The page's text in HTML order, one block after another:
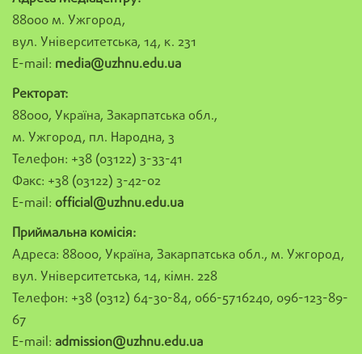
88000 м. Ужгород,
вул. Університетська, 14, к. 231
E-mail: media@uzhnu.edu.ua
Ректорат:
88000, Україна, Закарпатська обл.,
м. Ужгород, пл. Народна, 3
Телефон: +38 (03122) 3-33-41
Факс: +38 (03122) 3-42-02
E-mail: official@uzhnu.edu.ua
Приймальна комісія:
Адреса: 88000, Україна, Закарпатська обл., м. Ужгород,
вул. Університетська, 14, кімн. 228
Телефон: +38 (0312) 64-30-84, 066-5716240, 096-123-89-
67
E-mail: admission@uzhnu.edu.ua